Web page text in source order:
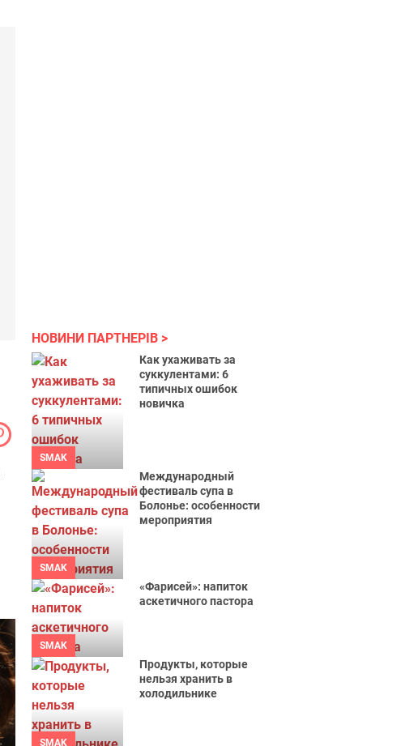
НОВИНИ ПАРТНЕРІВ
SMAK
Как ухаживать за
суккулентами: 6
типичных ошибок
новичка
SMAK
Международный
фестиваль супа в
Болонье: особенности
мероприятия
SMAK
«Фарисей»: напиток
аскетичного пастора
SMAK
Продукты, которые
нельзя хранить в
холодильнике